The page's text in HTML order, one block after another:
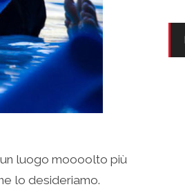
luogo moooolto più
lo desideriamo.